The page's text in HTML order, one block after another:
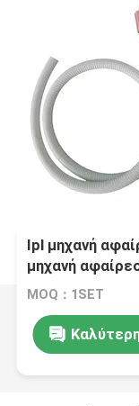
Ipl μηχανή
μηχανή
MOQ：1SET